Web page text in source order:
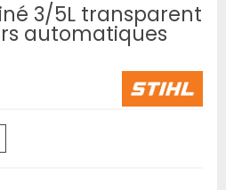
3/5L transparent
automatiques